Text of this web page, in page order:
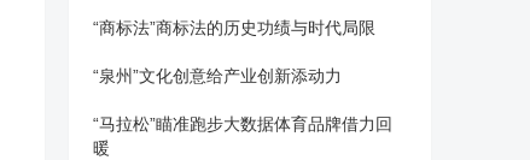
“商标法”商标法的历史功绩与时代局限
“泉州”文化创意给产业创新添动力
“马拉松”瞄准跑步大数据体育品牌借力回
暖